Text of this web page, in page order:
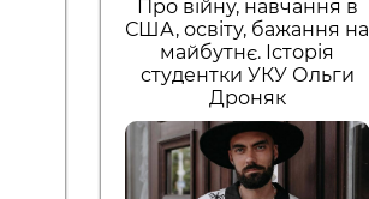
Про війну, навчання в
США, освіту, бажання на
майбутнє. Історія
студентки УКУ Ольги
Дроняк